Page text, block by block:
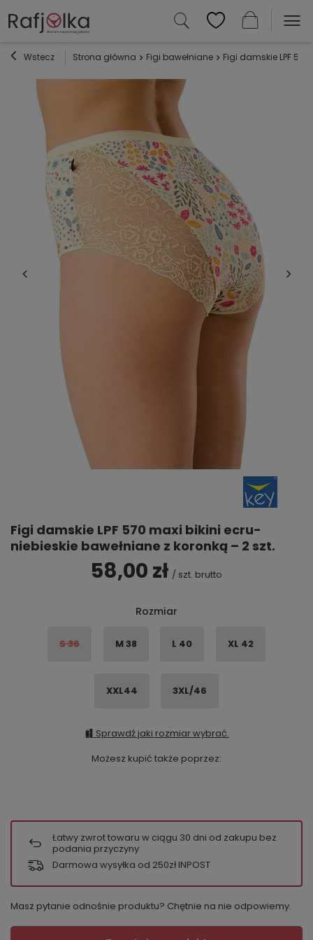
Wstecz Strona główna Figi bawełniane Figi damskie LPF
Figi damskie LPF 570 maxi bikini ecru-
niebieskie bawełniane z koronką – 2 szt.
58,00 zł / szt. brutto
Rozmiar
S 36 M 38 L 40 XL 42
XXL44 3XL/46
Sprawdź jaki rozmiar wybrać.
Możesz kupić także poprzez:
Łatwy zwrot towaru w ciągu 30 dni od zakupu bez
podania przyczyny
Darmowa wysyłka od 250zł INPOST
Masz pytanie odnośnie produktu? Chętnie na nie odpowiemy.